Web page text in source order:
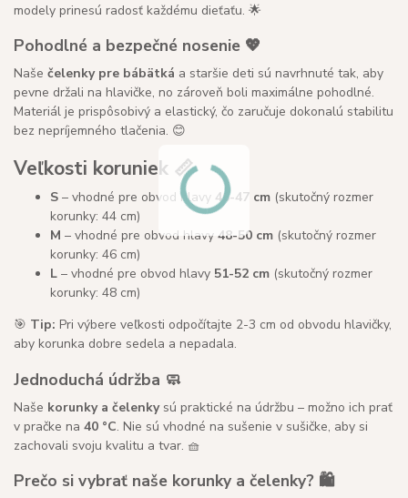
modely prinesú radosť každému dieťaťu. 🌟
Pohodlné a bezpečné nosenie 💖
Naše čelenky pre bábätká a staršie deti sú navrhnuté tak, aby
pevne držali na hlavičke, no zároveň boli maximálne pohodlné.
Materiál je prispôsobivý a elastický, čo zaručuje dokonalú stabilitu
bez nepríjemného tlačenia. 😊
Veľkosti koruniek 📏
S – vhodné pre obvod hlavy 46-47 cm (skutočný rozmer
korunky: 44 cm)
M – vhodné pre obvod hlavy 48-50 cm (skutočný rozmer
korunky: 46 cm)
L – vhodné pre obvod hlavy 51-52 cm (skutočný rozmer
korunky: 48 cm)
🎯 Tip: Pri výbere veľkosti odpočítajte 2-3 cm od obvodu hlavičky,
aby korunka dobre sedela a nepadala.
Jednoduchá údržba 🧼
Naše korunky a čelenkysú praktické na údržbu – možno ich prať
v pračke na 40 °C. Nie sú vhodné na sušenie v sušičke, aby si
zachovali svoju kvalitu a tvar. 🧺
Prečo si vybrať naše korunky a čelenky? 🛍️